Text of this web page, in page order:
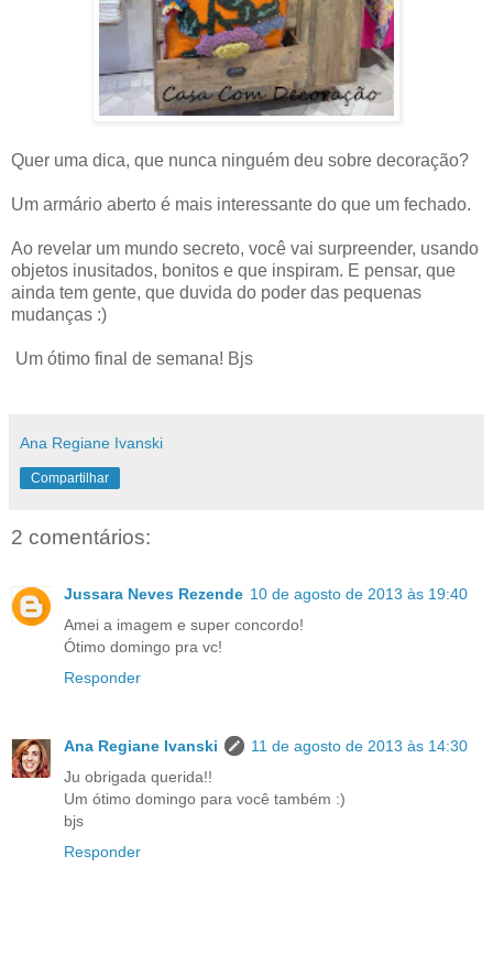
Quer uma dica, que nunca ninguém deu sobre decoração?
Um armário aberto é mais interessante do que um fechado.
Ao revelar um mundo secreto, você vai surpreender, usando
objetos inusitados, bonitos e que inspiram. E pensar, que
ainda tem gente, que duvida do poder das pequenas
mudanças :)
Um ótimo final de semana! Bjs
Ana Regiane Ivanski
Compartilhar
2 comentários:
Jussara Neves Rezende 10 de agosto de 2013 às 19:40
Amei a imagem e super concordo!
Ótimo domingo pra vc!
Responder
Ana Regiane Ivanski
11 de agosto de 2013 às 14:30
Ju obrigada querida!!
Um ótimo domingo para você também :)
bjs
Responder